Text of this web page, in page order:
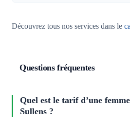
Découvrez tous nos services dans le
Questions fréquentes
Quel est le tarif d’une
Sullens ?